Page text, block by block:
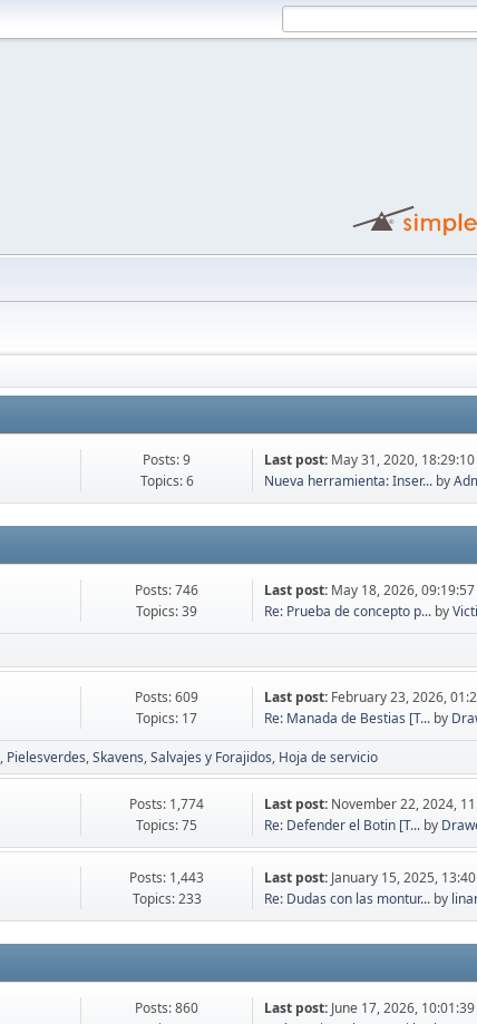
Posts: 9
Topics: 6
Last post: May 31, 2020, 18:29:10
Nueva herramienta: Inser... by
Posts: 746
Topics: 39
Last post: May 18, 2026,
Re: Prueba de concepto p... by
Posts: 609
Topics: 17
Last post: February 23, 2026,
Re: Manada de Bestias [T... by
Pielesverdes Skavens Salvajes y Forajidos Hoja de servicio
Posts: 1,774
Topics: 75
Last post: November 22, 2024,
Re: Defender el Botin [T... by
Posts: 1,443
Topics: 233
Last post: January 15, 2025,
Re: Dudas con las montur... by
Posts: 860
Last post: June 17, 2026,